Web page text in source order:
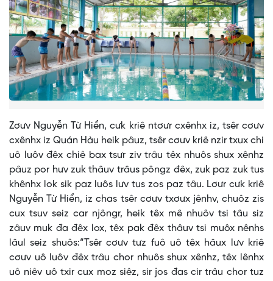
Zơưv Nguyễn Từ Hiển, cưk kriê ntơưr cxênhx iz, tsêr cơưv
cxênhx iz Quán Hàu heik pâuz, tsêr cơưv kriê nzir txux chi
uô luôv đêx chiê bax tsưr ziv trâu têx nhuôs shux xênhz
pâuz por hưv zuk thâuv trâus pôngz đêx, zuk paz zuk tus
khênhx lok sik paz luôs lưv tus zos paz tâu. Lơưr cưk kriê
Nguyễn Từ Hiển, iz chas tsêr cơưv txơưx jênhv, chuôz zis
cux tsuv seiz car njôngr, heik têx mê nhuôv tsi tâu siz
zâuv muk đa đêx lox, têx pak đêx thâuv tsi muôx nênhs
lâul seiz shuôs:“Tsêr cơưv tưz fuô uô têx hâux lưv kriê
cơưv uô luôv đêx trâu chor nhuôs shux xênhz, têx lênhx
uô niêv uô txir cux moz siêz, sir jos đas cir trâu chor tuz